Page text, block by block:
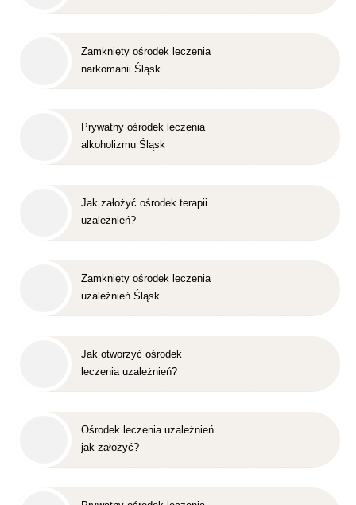
Zamknięty ośrodek leczenia
narkomanii Śląsk
Prywatny ośrodek leczenia
alkoholizmu Śląsk
Jak założyć ośrodek terapii
uzależnień?
Zamknięty ośrodek leczenia
uzależnień Śląsk
Jak otworzyć ośrodek
leczenia uzależnień?
Ośrodek leczenia uzależnień
jak założyć?